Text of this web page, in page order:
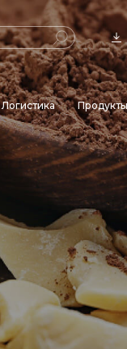
Логистика